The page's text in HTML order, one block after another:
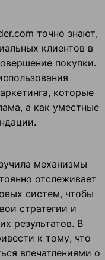
точно знают,
клиентов в
покупки.
которые
а как уместные
механизмы
отслеживает
систем, чтобы
стратегии и
результатов. В
к тому, что
впечатлениями о